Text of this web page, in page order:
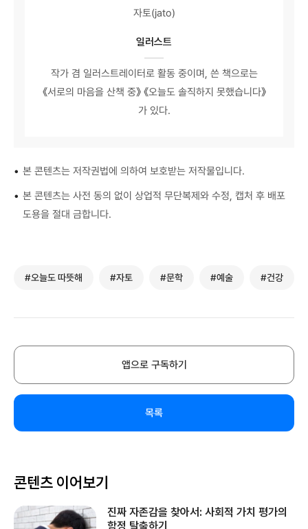
자토(jato)
일러스트
작가 겸 일러스트레이터로 활동 중이며, 쓴 책으로는
《서로의 마음을 산책 중》 《오늘도 솔직하지 못했습니다》
가 있다.
• 본 콘텐츠는 저작권법에 의하여 보호받는 저작물입니다.
• 본 콘텐츠는 사전 동의 없이 상업적 무단복제와 수정, 캡처 후 배포
도용을 절대 금합니다.
#오늘도 따뜻해 #자토 #문학 #예술 #건강
앱으로 구독하기
목록
콘텐츠 이어보기
진짜 자존감을 찾아서: 사회적 가치 평가의
함정 탈출하기